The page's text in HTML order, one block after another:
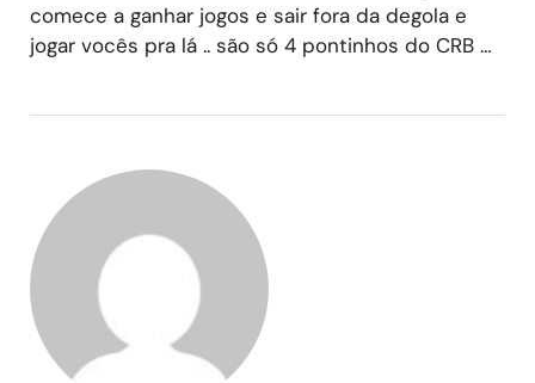
comece a ganhar jogos e sair fora da degola e
jogar vocês pra lá .. são só 4 pontinhos do CRB …